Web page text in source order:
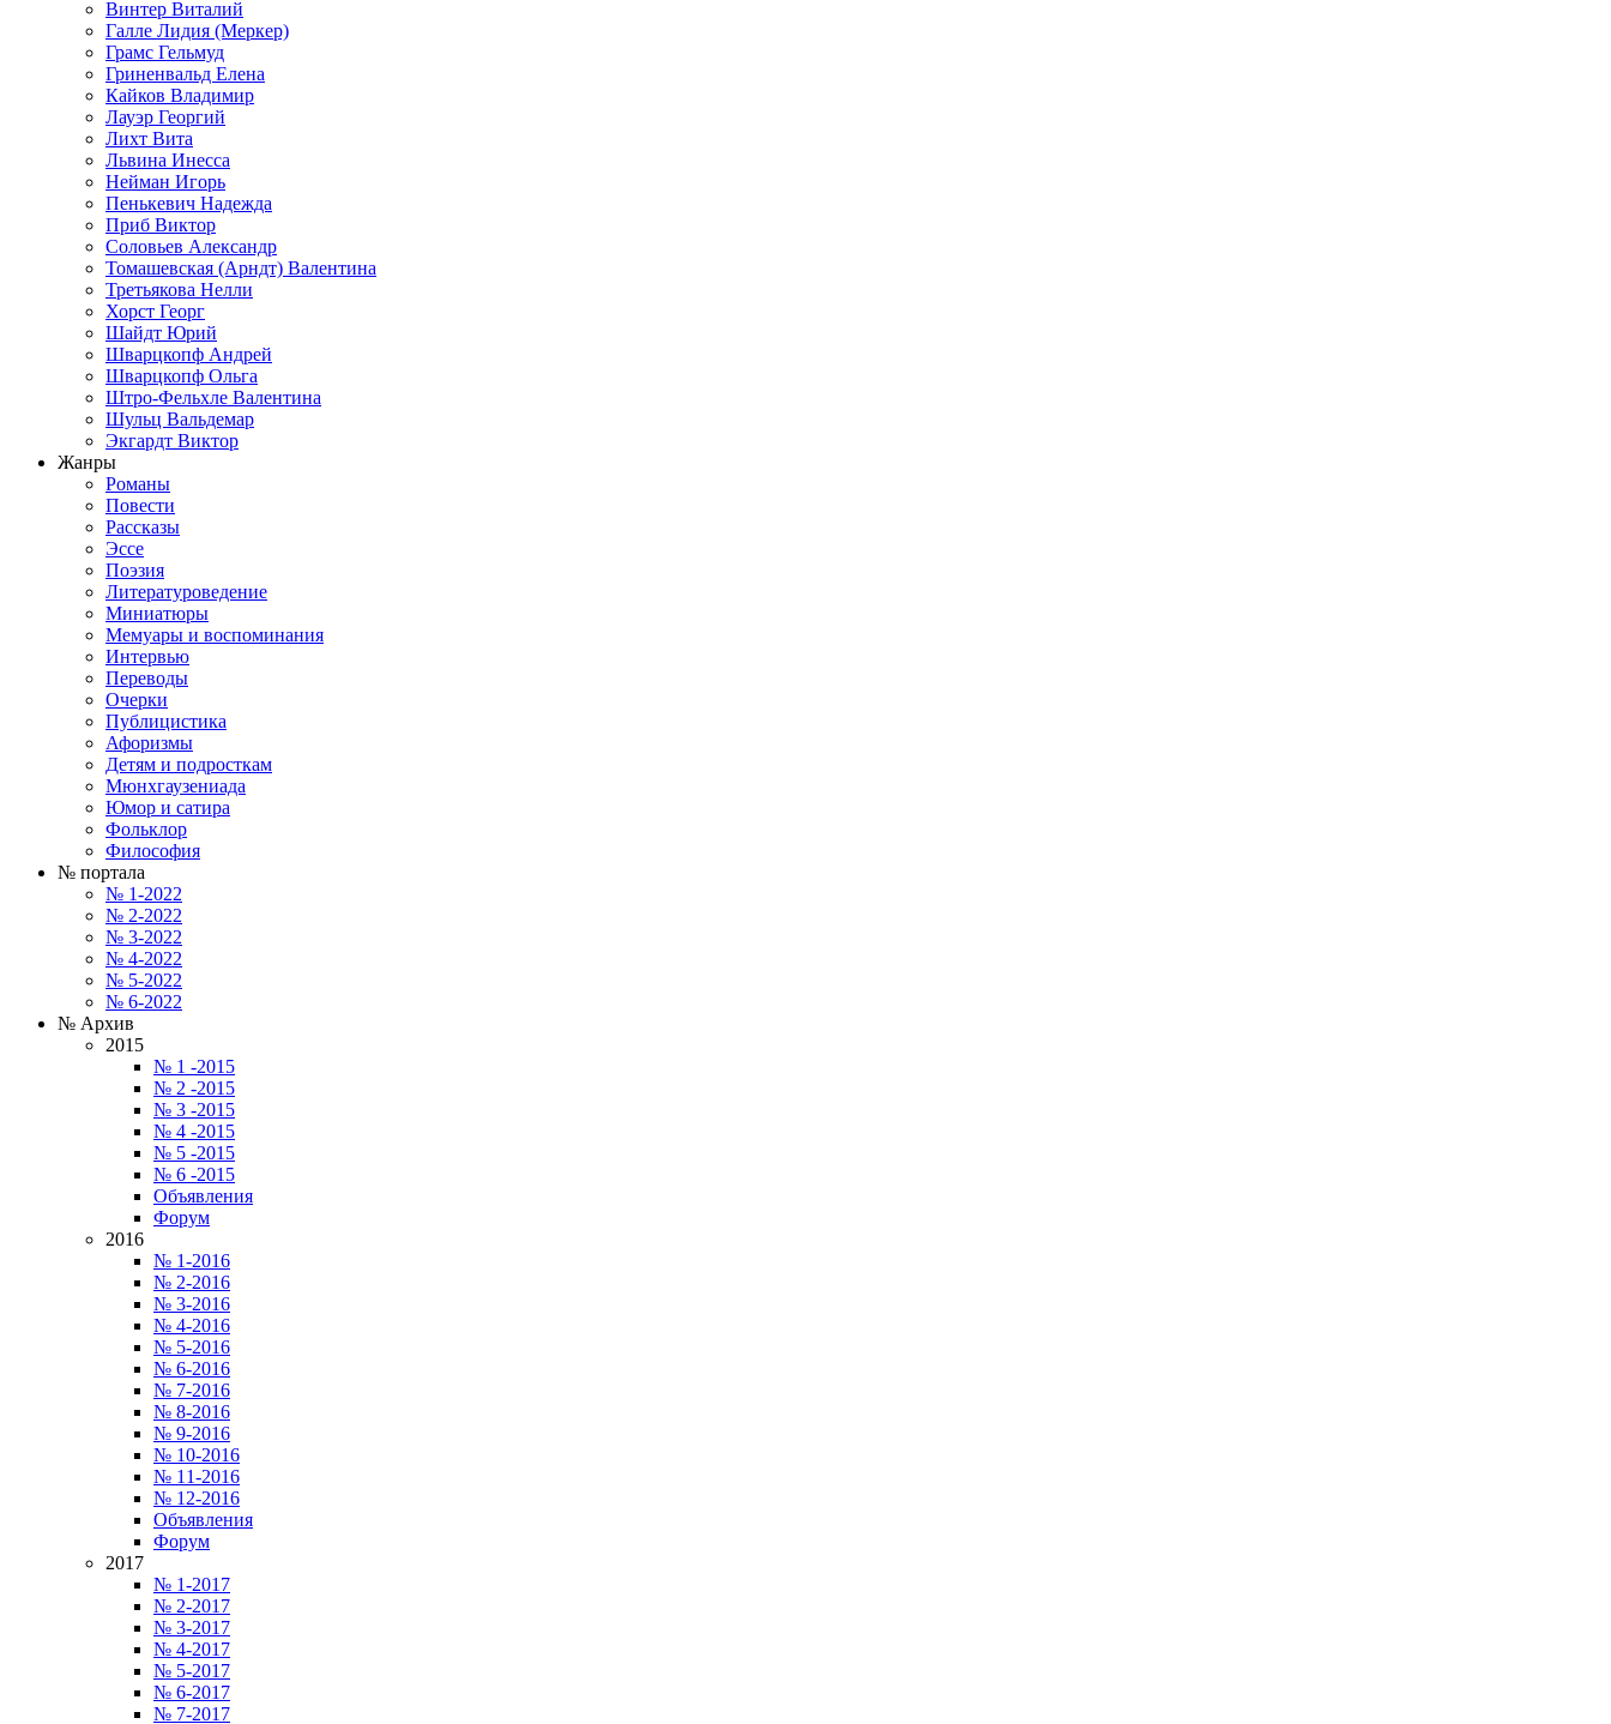
Винтер Виталий
Галле Лидия (Меркер)
Грамс Гельмуд
Гриненвальд Елена
Кайков Владимир
Лауэр Георгий
Лихт Вита
Львина Инесса
Нейман Игорь
Пенькевич Надежда
Приб Виктор
Соловьев Александр
Томашевская (Арндт) Валентина
Третьякова Нелли
Хорст Георг
Шайдт Юрий
Шварцкопф Андрей
Шварцкопф Ольга
Штро-Фельхле Валентина
Шульц Вальдемар
Экгардт Виктор
Жанры
Романы
Повести
Рассказы
Эссе
Поэзия
Литературоведение
Миниатюры
Мемуары и воспоминания
Интервью
Переводы
Очерки
Публицистика
Афоризмы
Детям и подросткам
Мюнхгаузениада
Юмор и сатира
Фольклор
Философия
№ портала
№ 1-2022
№ 2-2022
№ 3-2022
№ 4-2022
№ 5-2022
№ 6-2022
№ Архив
2015
№ 1 -2015
№ 2 -2015
№ 3 -2015
№ 4 -2015
№ 5 -2015
№ 6 -2015
Объявления
Форум
2016
№ 1-2016
№ 2-2016
№ 3-2016
№ 4-2016
№ 5-2016
№ 6-2016
№ 7-2016
№ 8-2016
№ 9-2016
№ 10-2016
№ 11-2016
№ 12-2016
Объявления
Форум
2017
№ 1-2017
№ 2-2017
№ 3-2017
№ 4-2017
№ 5-2017
№ 6-2017
№ 7-2017